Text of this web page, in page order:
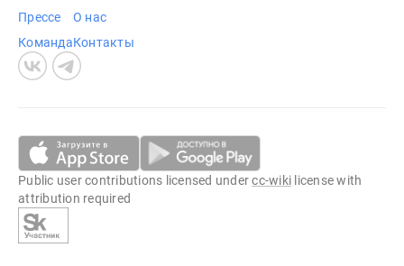
Прессе
Команда
О нас
Контакты
Public user contributions licensed undercc-wiki license with
attribution required